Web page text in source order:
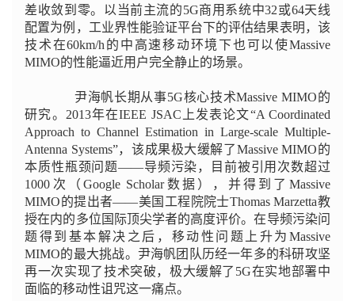
差收敛到零。以当前主流的5G商用系统中32或64天线
配置为例，工业界性能验证平台下的评估结果表明，该
技术在60km/h的中高速移动环境下也可以使Massive
MIMO的性能逼近用户完全静止的场景。
尹海帆长期从事5G核心技术Massive MIMO的
研究。2013年在IEEE JSAC上发表论文“A Coordinated
Approach to Channel Estimation in Large-scale Multiple-
Antenna Systems”，该成果极大缓解了Massive MIMO的
本质性瓶颈问题——导频污染，目前被引用次数超过
1000次（Google Scholar数据），并得到了Massive
MIMO的提出者——美国工程院院士Thomas Marzetta教
授在内的多位国际顶尖学者的高度评价。在导频污染问
题得到基本解决之后，移动性问题上升为Massive
MIMO的最大挑战。尹海帆团队历经一年多的科研攻坚
再一次实现了技术突破，极大缓解了5G在实地部署中
面临的移动性诅咒这一痛点。